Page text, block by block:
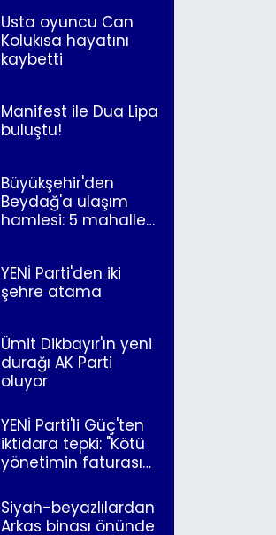
Usta oyuncu Can
Kolukısa hayatını
kaybetti
Manifest ile Dua Lipa
buluştu!
Büyükşehir'den
Beydağ'a ulaşım
hamlesi: 5 mahalle
YENİ Parti'den iki
şehre atama
Ümit Dikbayır'ın yeni
durağı AK Parti
oluyor
YENİ Parti'li Güç'ten
iktidara tepki: "Kötü
yönetimin faturasını
Siyah-beyazlılardan
Arkas binası önünde